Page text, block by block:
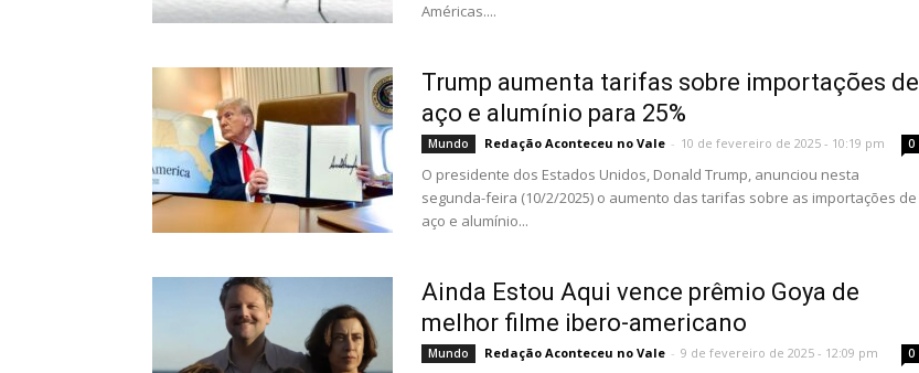
Américas....
Trump aumenta tarifas sobre importações de
aço e alumínio para 25%
Mundo Redação Aconteceu no Vale - 10 de fevereiro de 2025 - 10:19 pm 0
O presidente dos Estados Unidos, Donald Trump, anunciou nesta
segunda-feira (10/2/2025) o aumento das tarifas sobre as importações de
aço e alumínio...
Ainda Estou Aqui vence prêmio Goya de
melhor filme ibero-americano
Mundo Redação Aconteceu no Vale - 9 de fevereiro de 2025 - 12:09 pm 0